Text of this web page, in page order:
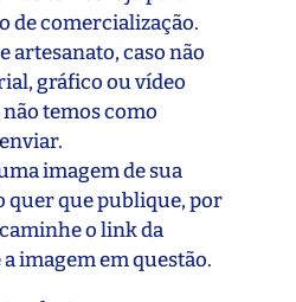
de comercialização.
artesanato, caso não
gráfico ou vídeo
temos como
imagem de sua
quer que publique, por
o link da
imagem em questão.